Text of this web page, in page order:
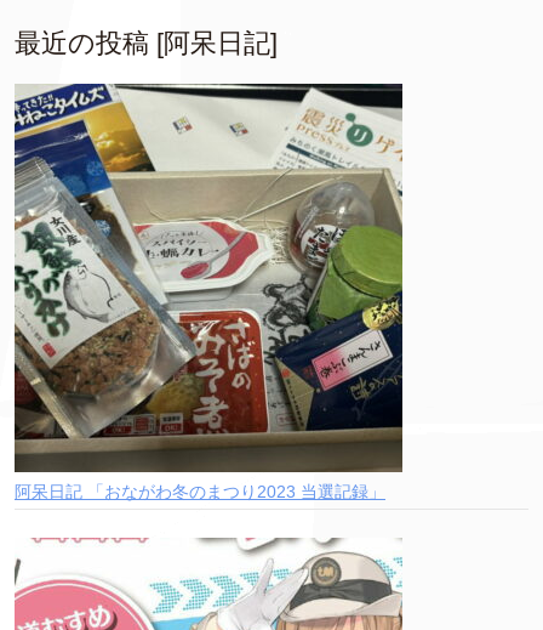
最近の投稿 [阿呆日記]
阿呆日記 「おながわ冬のまつり2023 当選記録」